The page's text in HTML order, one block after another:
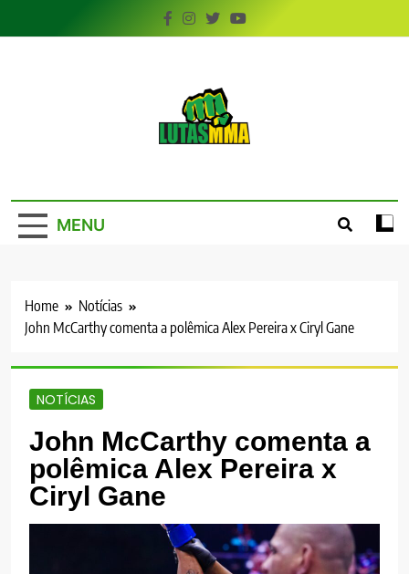
to
MENU
Home
Notícias
John McCarthy comenta a polêmica Alex Pereira x Ciryl Gane
NOTÍCIAS
John McCarthy comenta a
polêmica Alex Pereira x
Ciryl Gane